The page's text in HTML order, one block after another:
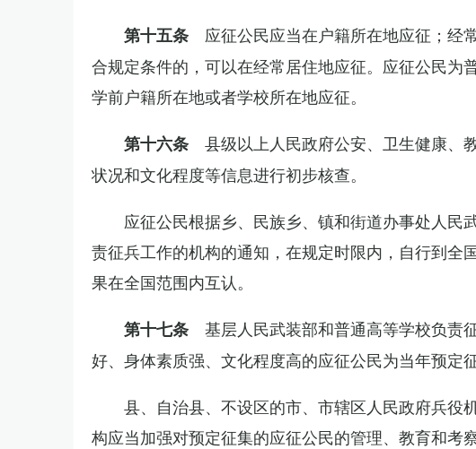
第十五条 应征公民应当在户籍所在地应征；经
合规定条件的，可以在经常居住地应征。应征公民为
学前户籍所在地或者学校所在地应征。
第十六条 县级以上人民政府公安、卫生健康、
状况和文化程度等信息进行初步核查。
应征公民根据乡、民族乡、镇和街道办事处人民
责征兵工作的机构的通知，在规定时限内，自行到
果在全国范围内互认。
第十七条 基层人民武装部和普通高等学校负责
好、身体素质强、文化程度高的应征公民为当年预定
县、自治县、不设区的市、市辖区人民政府兵役
构应当加强对预定征集的应征公民的管理、教育和考